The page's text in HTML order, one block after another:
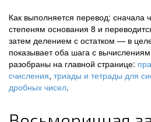
Как выполняется перевод: сначала
степеням основания 8 и
затем делением с остатком — в
показывает оба шага с
разобраны на главной странице:
счисления, триады и тетрады для
дробных чисел.